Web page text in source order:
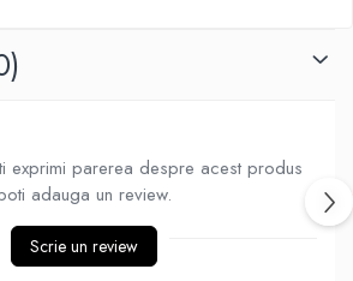
exprimi parerea despre acest produs
adauga un review.
Scrie un review